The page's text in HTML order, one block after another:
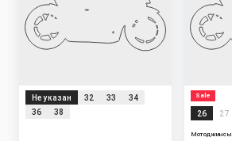
Не указан 32 33
34
36
38
Sale
26 27
Мотоджинсы